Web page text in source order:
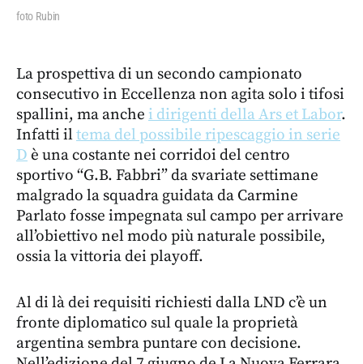
foto Rubin
La prospettiva di un secondo campionato
consecutivo in Eccellenza non agita solo i tifosi
spallini, ma anche i dirigenti della Ars et Labor.
Infatti iltema del possibile ripescaggio in serie
D è una costante nei corridoi del centro
sportivo “G.B. Fabbri” da svariate settimane
malgrado la squadra guidata da Carmine
Parlato fosse impegnata sul campo per arrivare
all’obiettivo nel modo più naturale possibile,
ossia la vittoria dei playoff.
Al di là dei requisiti richiesti dalla LND c’è un
fronte diplomatico sul quale la proprietà
argentina sembra puntare con decisione.